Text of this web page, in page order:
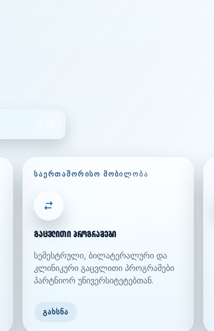
ᲡᲐᲔᲠᲗᲐᲨᲝᲠᲘᲡᲝ ᲛᲝᲑᲘᲚᲝᲑᲐ
გაცვლითი პროგრამები
სემესტრული, ბილატერალური და
კლინიკური გაცვლითი პროგრამები
პარტნიორ უნივერსიტეტებთან.
ᲒᲐᲮᲡᲜᲐ